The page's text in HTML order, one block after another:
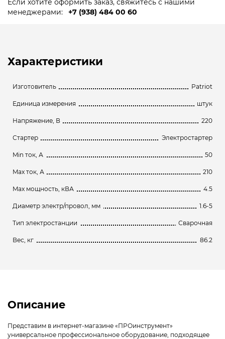
Если хотите оформить заказ, свяжитесь с нашими
менеджерами:
+7 (938) 484 00 60
Характеристики
Изготовитель Patriot
Единица измерения штук
Напряжение, В 220
Стартер Электростартер
Min ток, А 50
Max ток, А 210
Max мощность, кВА 4.5
Диаметр электр/провол, мм 1.6-5
Тип электростанции Сварочная
Вес, кг 86.2
Описание
Представим в интернет-магазине «ПРОинструмент»
универсальное профессиональное оборудование, подходящее